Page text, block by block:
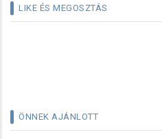
LIKE ÉS MEGOSZTÁS
ÖNNEK AJÁNLOTT